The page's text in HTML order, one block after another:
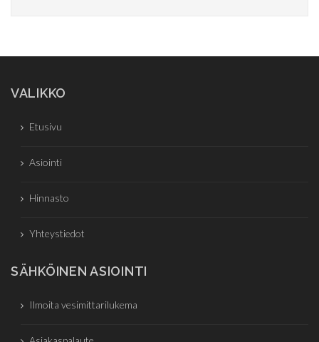
VALIKKO
Etusivu
Asiointi
Hinnasto
Yhteystiedot
SÄHKÖINEN ASIOINTI
Ilmoita vesimittarilukema